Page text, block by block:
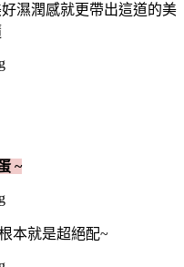
濕潤感就更帶出這道的美
~
本就是超絕配~